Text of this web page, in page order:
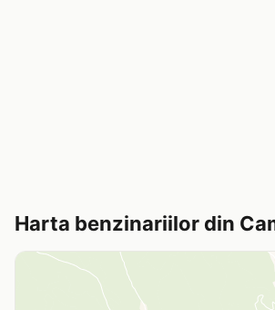
Harta benzinariilor din